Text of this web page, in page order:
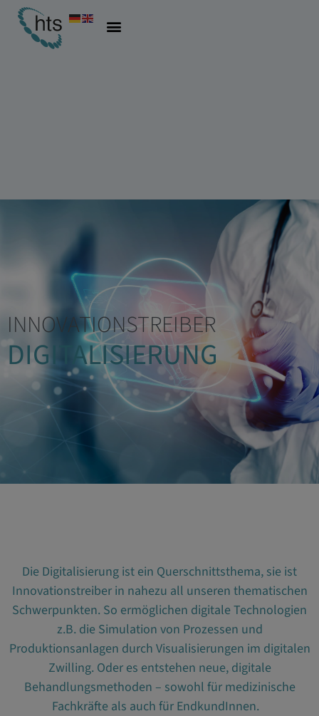
INNOVATIONSTREIBER
DIGITALISIERUNG
Die Digitalisierung ist ein Querschnittsthema, sie ist
Innovationstreiber in nahezu all unseren thematischen
Schwerpunkten. So ermöglichen digitale Technologien
z.B. die Simulation von Prozessen und
Produktionsanlagen durch Visualisierungen im digitalen
Zwilling. Oder es entstehen neue, digitale
Behandlungsmethoden – sowohl für medizinische
Fachkräfte als auch für EndkundInnen.